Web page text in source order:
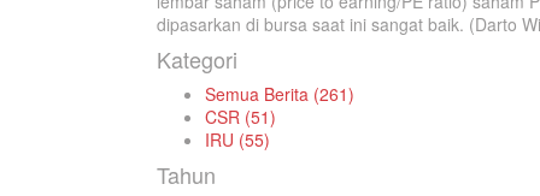
dipasarkan di bursa saat ini sangat baik. (Darto
Kategori
Semua Berita (261)
CSR (51)
IRU (55)
Tahun